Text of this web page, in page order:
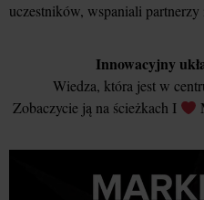
uczestników, wspaniali
Innowacyjny
Wiedza, która jest w
Zobaczycie ją na ścieżkach I